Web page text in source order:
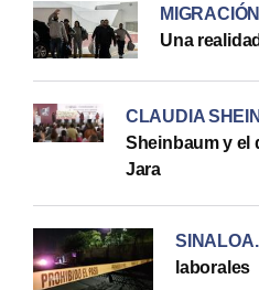
MIGRACIÓN
Una realidad
CLAUDIA
Sheinbaum y el
Jara
SINALOA.
laborales